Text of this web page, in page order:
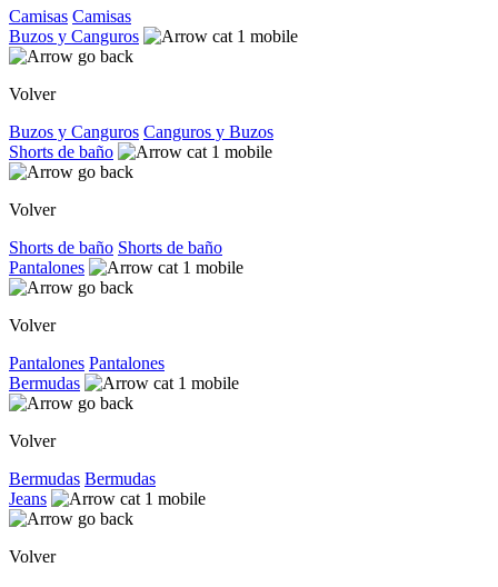
Camisas Camisas
Buzos y Canguros
Volver
Buzos y Canguros Canguros y Buzos
Shorts de baño
Volver
Shorts de baño Shorts de baño
Pantalones
Volver
Pantalones Pantalones
Bermudas
Volver
Bermudas Bermudas
Jeans
Volver